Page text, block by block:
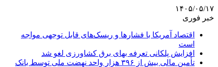
۱۴۰۵/۰۵/۱۷
خبر فوری
اقتصاد آمریکا با فشارها و ریسک‌های قابل توجهی مواجه
است
افزایش پلکانی تعرفه بهای برق کشاورزی لغو شد
تأمین مالی بیش از ۳۹۶ هزار واحد نهضت ملی توسط بانک